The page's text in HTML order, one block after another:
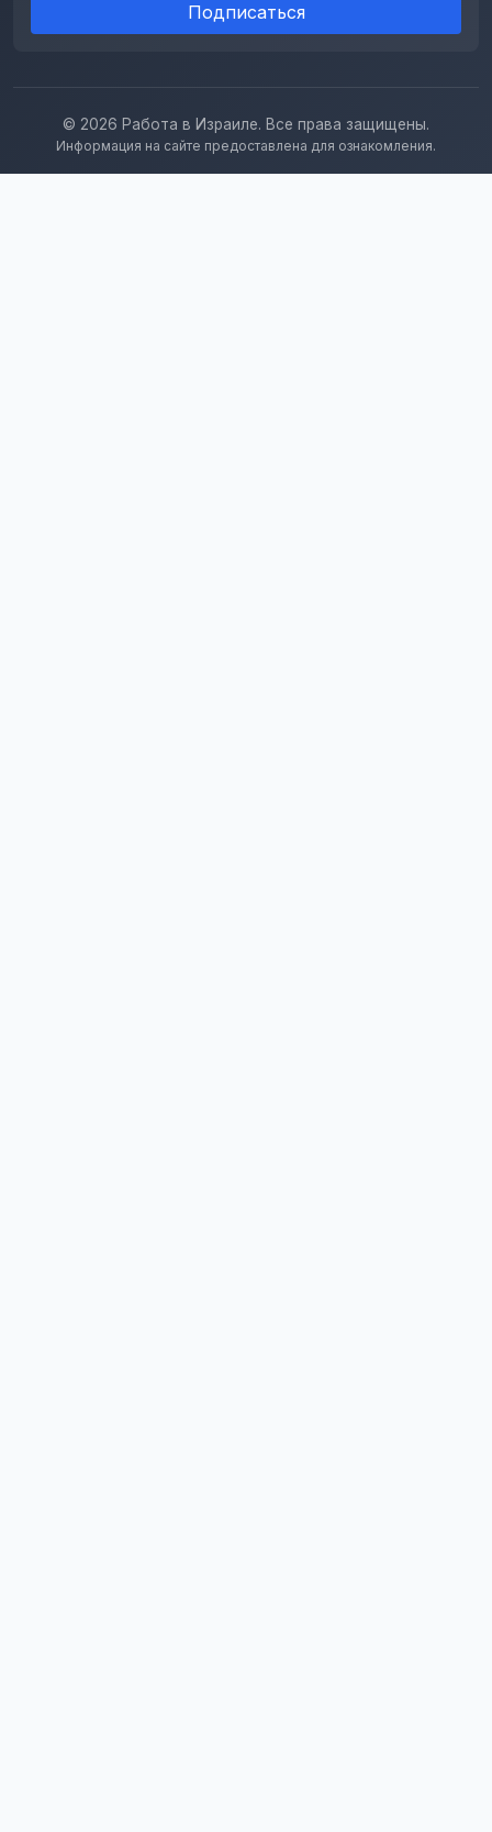
Подписаться
© 2026 Работа в Израиле. Все права защищены.
Информация на сайте предоставлена для ознакомления.